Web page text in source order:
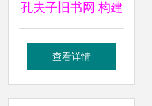
孔夫子旧书网 构建
拍卖图录专卖与珍
查看详情